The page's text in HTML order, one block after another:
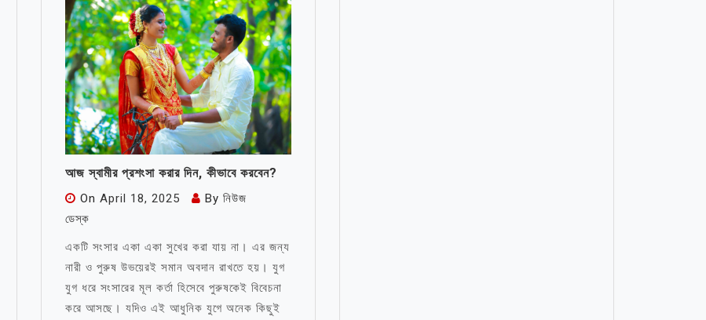
আজ স্বামীর প্রশংসা করার দিন, কীভাবে করবেন?
On April 18, 2025 By নিউজ
ডেস্ক
একটি সংসার একা একা সুখের করা যায় না। এর জন্য
নারী ও পুরুষ উভয়েরই সমান অবদান রাখতে হয়। যুগ
যুগ ধরে সংসারের মূল কর্তা হিসেবে পুরুষকেই বিবেচনা
করে আসছে। যদিও এই আধুনিক যুগে অনেক কিছুই